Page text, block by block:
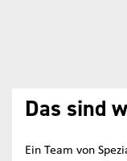
Das sind
Ein Team von